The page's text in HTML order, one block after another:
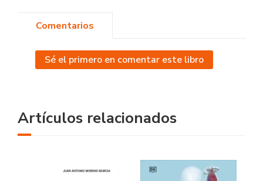
Comentarios
Sé el primero en comentar este libro
Artículos relacionados